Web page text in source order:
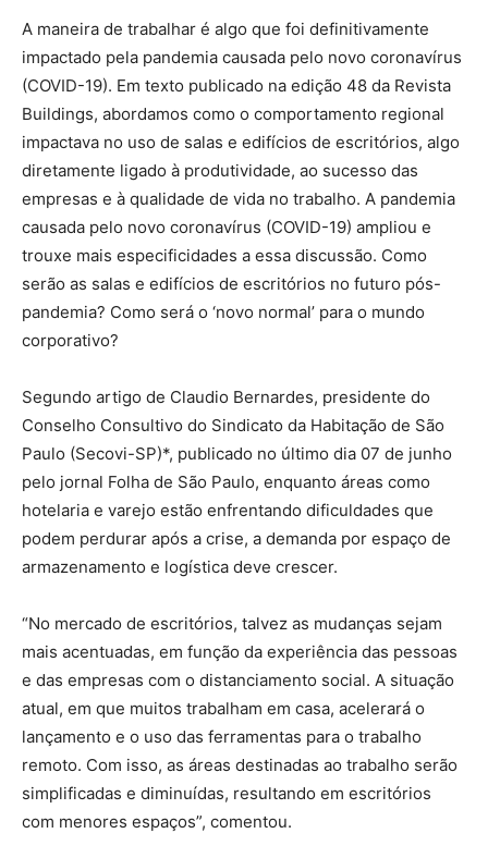
A maneira de trabalhar é algo que foi definitivamente
impactado pela pandemia causada pelo novo coronavírus
(COVID-19). Em texto publicado na edição 48 da Revista
Buildings, abordamos como o comportamento regional
impactava no uso de salas e edifícios de escritórios, algo
diretamente ligado à produtividade, ao sucesso das
empresas e à qualidade de vida no trabalho. A pandemia
causada pelo novo coronavírus (COVID-19) ampliou e
trouxe mais especificidades a essa discussão. Como
serão as salas e edifícios de escritórios no futuro pós-
pandemia? Como será o ‘novo normal’ para o mundo
corporativo?
Segundo artigo de Claudio Bernardes, presidente do
Conselho Consultivo do Sindicato da Habitação de São
Paulo (Secovi-SP)*, publicado no último dia 07 de junho
pelo jornal Folha de São Paulo, enquanto áreas como
hotelaria e varejo estão enfrentando dificuldades que
podem perdurar após a crise, a demanda por espaço de
armazenamento e logística deve crescer.
“No mercado de escritórios, talvez as mudanças sejam
mais acentuadas, em função da experiência das pessoas
e das empresas com o distanciamento social. A situação
atual, em que muitos trabalham em casa, acelerará o
lançamento e o uso das ferramentas para o trabalho
remoto. Com isso, as áreas destinadas ao trabalho serão
simplificadas e diminuídas, resultando em escritórios
com menores espaços”, comentou.